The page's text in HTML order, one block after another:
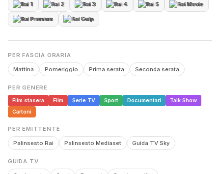
Rai 1 Rai 2 Rai 3 Rai 4 Rai 5 Rai Movie
Rai Premium Rai Gulp
PER FASCIA ORARIA
Mattina Pomeriggio Prima serata Seconda serata
PER GENERE
Film stasera
Film Serie TV Sport Documentari
Talk Show
Cartoni
PER EMITTENTE
Palinsesto Rai Palinsesto Mediaset Guida TV Sky
GUIDA TV